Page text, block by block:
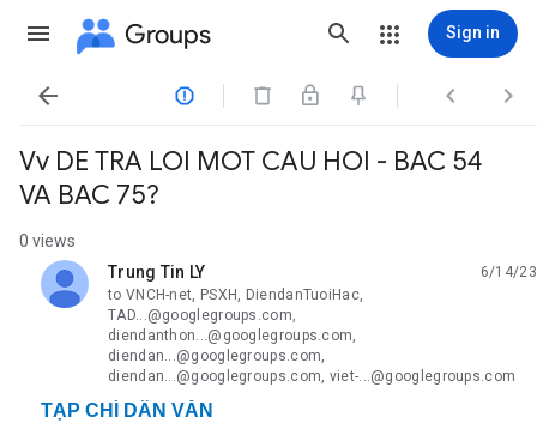
Groups Sign in
   
Vv DE TRA LOI MOT CAU HOI - BAC 54
VA BAC 75?
0 views
Trung Tin LY
unread,
6/14/23
to VNCH-net, PSXH, DiendanTuoiHac,
TAD...@googlegroups.com,
diendanthon...@googlegroups.com,
diendan...@googlegroups.com,
diendan...@googlegroups.com, viet-...@googlegroups.com
TẠP CHÍ DÂN VĂN